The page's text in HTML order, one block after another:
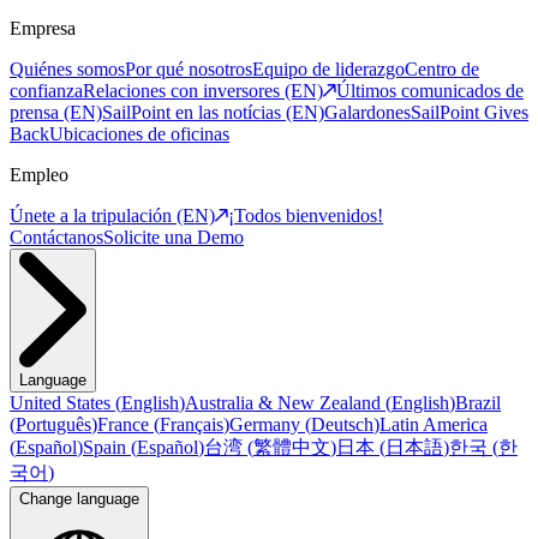
Empresa
Quiénes somosPor qué nosotrosEquipo de liderazgoCentro de
confianzaRelaciones con inversores (EN)
Últimos comunicados de
prensa (EN)SailPoint en las notícias (EN)GalardonesSailPoint Gives
BackUbicaciones de oficinas
Empleo
Únete a la tripulación (EN)
¡Todos bienvenidos!
ContáctanosSolicite una Demo
Language
United States (English)Australia & New Zealand (English)Brazil
(Português)France (Français)Germany (Deutsch)Latin America
(Español)Spain (Español)台湾 (繁體中文)日本 (日本語)한국 (한
국어)
Change language